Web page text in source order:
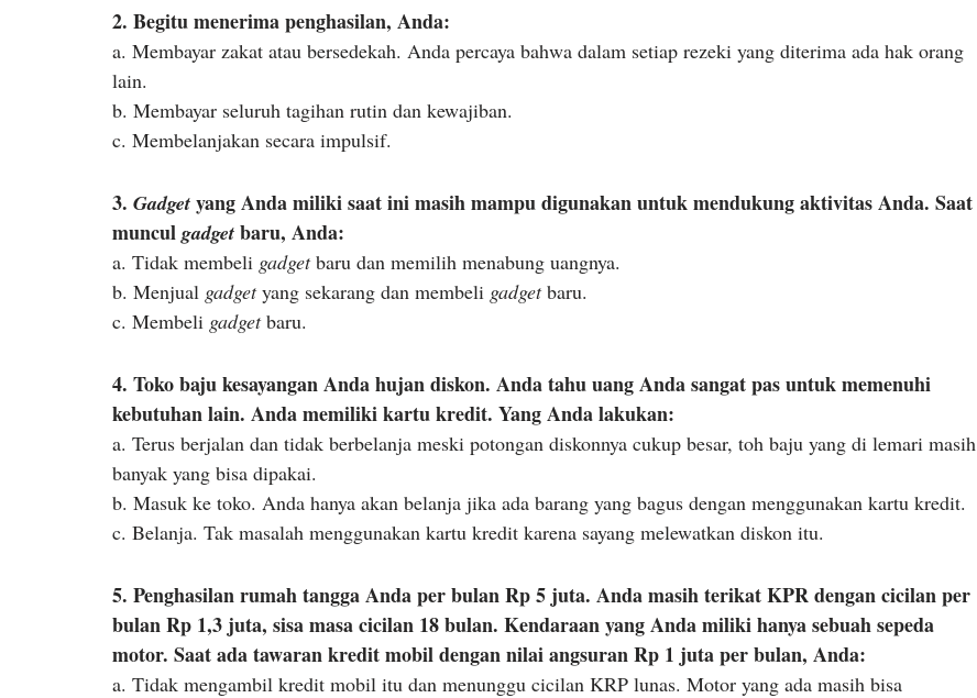
2. Begitu menerima penghasilan, Anda:
a. Membayar zakat atau bersedekah. Anda percaya bahwa dalam setiap rezeki yang diterima ada hak orang
lain.
b. Membayar seluruh tagihan rutin dan kewajiban.
c. Membelanjakan secara impulsif.
3. Gadget yang Anda miliki saat ini masih mampu digunakan untuk mendukung aktivitas Anda. Saat
muncul gadget baru, Anda:
a. Tidak membeli gadgetbaru dan memilih menabung uangnya.
b. Menjual gadgetyang sekarang dan membeli gadgetbaru.
c. Membeli gadgetbaru.
4. Toko baju kesayangan Anda hujan diskon. Anda tahu uang Anda sangat pas untuk memenuhi
kebutuhan lain. Anda memiliki kartu kredit. Yang Anda lakukan:
a. Terus berjalan dan tidak berbelanja meski potongan diskonnya cukup besar, toh baju yang di lemari masih
banyak yang bisa dipakai.
b. Masuk ke toko. Anda hanya akan belanja jika ada barang yang bagus dengan menggunakan kartu kredit.
c. Belanja. Tak masalah menggunakan kartu kredit karena sayang melewatkan diskon itu.
5. Penghasilan rumah tangga Anda per bulan Rp 5 juta. Anda masih terikat KPR dengan cicilan per
bulan Rp 1,3 juta, sisa masa cicilan 18 bulan. Kendaraan yang Anda miliki hanya sebuah sepeda
motor. Saat ada tawaran kredit mobil dengan nilai angsuran Rp 1 juta per bulan, Anda:
a. Tidak mengambil kredit mobil itu dan menunggu cicilan KRP lunas. Motor yang ada masih bisa